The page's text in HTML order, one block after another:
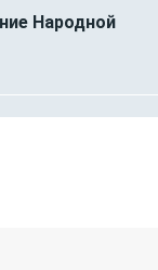
Народной